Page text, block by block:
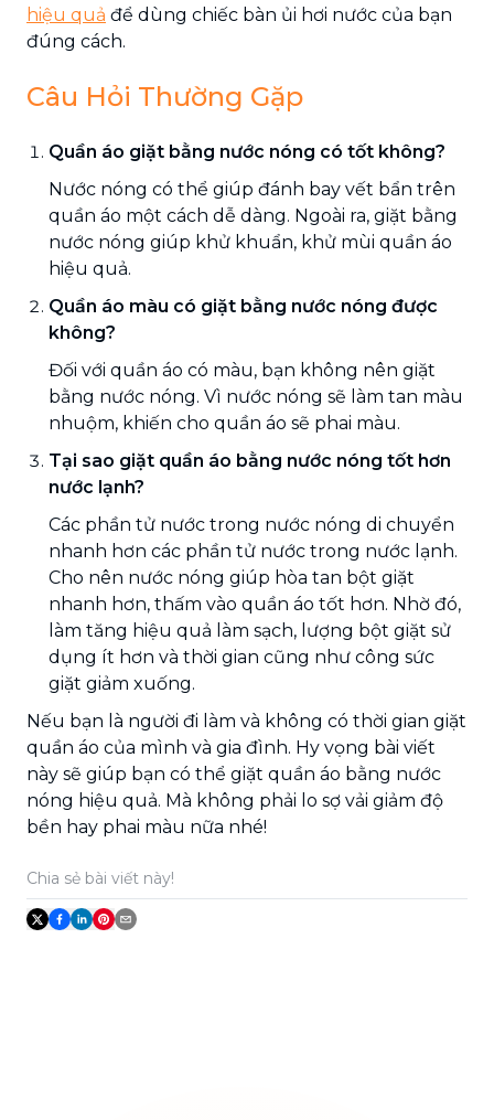
hiệu quả để dùng chiếc bàn ủi hơi nước của bạn
đúng cách.
Câu Hỏi Thường Gặp
Quần áo giặt bằng nước nóng có tốt không?
Nước nóng có thể giúp đánh bay vết bẩn trên
quần áo một cách dễ dàng. Ngoài ra, giặt bằng
nước nóng giúp khử khuẩn, khử mùi quần áo
hiệu quả.
Quần áo màu có giặt bằng nước nóng được
không?
Đối với quần áo có màu, bạn không nên giặt
bằng nước nóng. Vì nước nóng sẽ làm tan màu
nhuộm, khiến cho quần áo sẽ phai màu.
Tại sao giặt quần áo bằng nước nóng tốt hơn
nước lạnh?
Các phần tử nước trong nước nóng di chuyển
nhanh hơn các phần tử nước trong nước lạnh.
Cho nên nước nóng giúp hòa tan bột giặt
nhanh hơn, thấm vào quần áo tốt hơn. Nhờ đó,
làm tăng hiệu quả làm sạch, lượng bột giặt sử
dụng ít hơn và thời gian cũng như công sức
giặt giảm xuống.
Nếu bạn là người đi làm và không có thời gian giặt
quần áo của mình và gia đình. Hy vọng bài viết
này sẽ giúp bạn có thể giặt quần áo bằng nước
nóng hiệu quả. Mà không phải lo sợ vải giảm độ
bền hay phai màu nữa nhé!
Chia sẻ bài viết này!